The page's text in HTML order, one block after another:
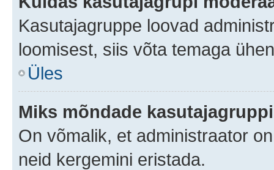
Kasutajagruppe loovad
loomisest, siis võta temaga
Üles
Miks mõndade
On võmalik, et administraator
neid kergemini eristada.